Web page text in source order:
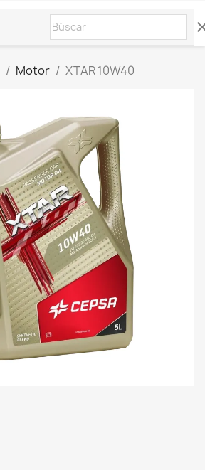
Motor XTAR 10W40